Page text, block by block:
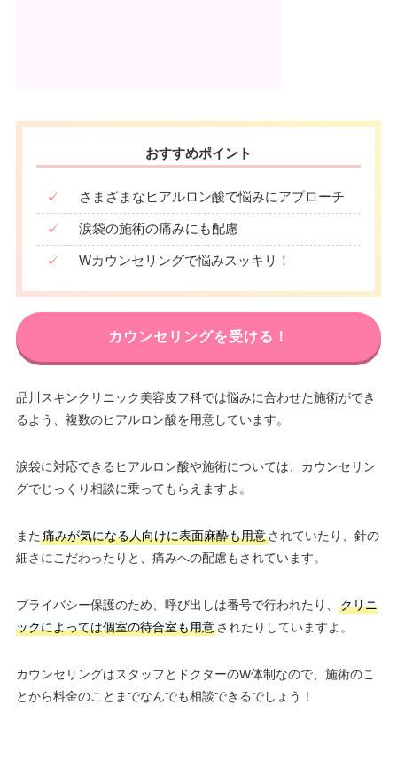
おすすめポイント
✓ さまざまなヒアルロン酸で悩みにアプローチ
✓ 涙袋の施術の痛みにも配慮
✓ Wカウンセリングで悩みスッキリ！
カウンセリングを受ける！
品川スキンクリニック美容皮フ科では悩みに合わせた施術ができ
るよう、複数のヒアルロン酸を用意しています。
涙袋に対応できるヒアルロン酸や施術については、カウンセリン
グでじっくり相談に乗ってもらえますよ。
また 痛みが気になる人向けに表面麻酔も用意されていたり、針の
細さにこだわったりと、痛みへの配慮もされています。
プライバシー保護のため、呼び出しは番号で行われたり、
クリニ
ックによっては個室の待合室も用意されたりしていますよ。
カウンセリングはスタッフとドクターのW体制なので、施術のこ
とから料金のことまでなんでも相談できるでしょう！